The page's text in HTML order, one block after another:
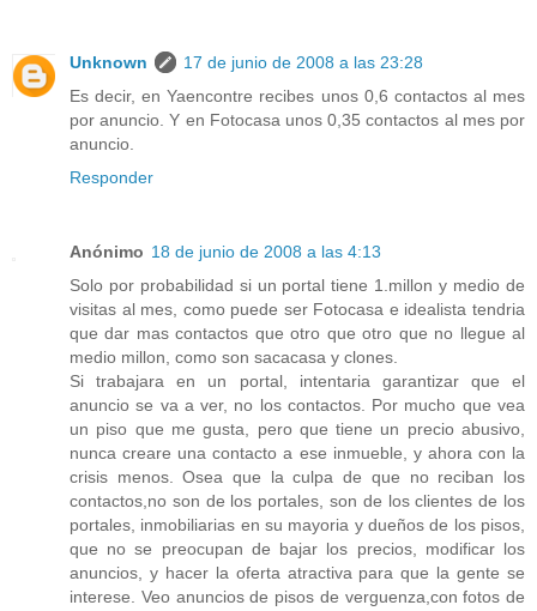
Unknown
17 de junio de 2008 a las 23:28
Es decir, en Yaencontre recibes unos 0,6 contactos al mes
por anuncio. Y en Fotocasa unos 0,35 contactos al mes por
anuncio.
Responder
Anónimo 18 de junio de 2008 a las 4:13
Solo por probabilidad si un portal tiene 1.millon y medio de
visitas al mes, como puede ser Fotocasa e idealista tendria
que dar mas contactos que otro que otro que no llegue al
medio millon, como son sacacasa y clones.
Si trabajara en un portal, intentaria garantizar que el
anuncio se va a ver, no los contactos. Por mucho que vea
un piso que me gusta, pero que tiene un precio abusivo,
nunca creare una contacto a ese inmueble, y ahora con la
crisis menos. Osea que la culpa de que no reciban los
contactos,no son de los portales, son de los clientes de los
portales, inmobiliarias en su mayoria y dueños de los pisos,
que no se preocupan de bajar los precios, modificar los
anuncios, y hacer la oferta atractiva para que la gente se
interese. Veo anuncios de pisos de verguenza,con fotos de